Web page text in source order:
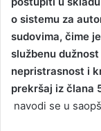
o sistemu za
sudovima, čime
službenu
nepristrasnost i
prekršaj iz člana
navodi se u